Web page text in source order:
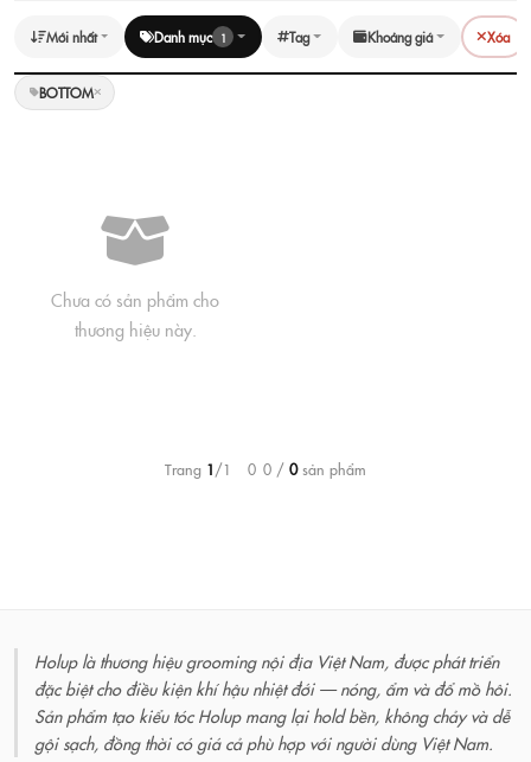
Mới nhất Danh mục 1 Tag Khoảng giá Xóa
BOTTOM
Chưa có sản phẩm cho
thương hiệu này.
Trang 1/1 – 0–0 / 0sản phẩm
Holup là thương hiệu grooming nội địa Việt Nam, được phát triển
đặc biệt cho điều kiện khí hậu nhiệt đới — nóng, ẩm và đổ mồ hôi.
Sản phẩm tạo kiểu tóc Holup mang lại hold bền, không chảy và dễ
gội sạch, đồng thời có giá cả phù hợp với người dùng Việt Nam.